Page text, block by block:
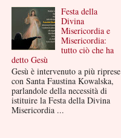
Festa della
Divina
Misericordia e
Misericordia:
tutto ciò che ha
detto Gesù
Gesù è intervenuto a più riprese
con Santa Faustina Kowalska,
parlandole della necessità di
istituire la Festa della Divina
Misericordia ...